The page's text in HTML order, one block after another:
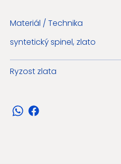
Materiál / Technika
syntetický spinel, zlato
Ryzost zlata